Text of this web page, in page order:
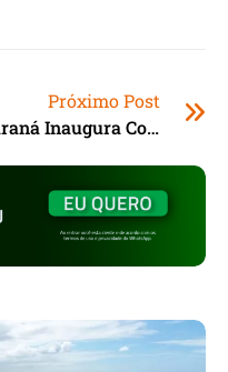
Próximo Post
Paraná Inaugura Colégio Agrícola Em Goioerê